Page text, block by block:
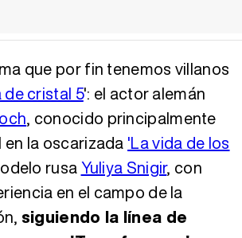
que por fin tenemos villanos
de cristal 5': el actor alemán
, conocido principalmente
la oscarizada 'La vida de los
rusaYuliya Snigir, con
en el campo de la
siguiendo la línea de